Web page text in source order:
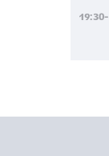
מפגש מקוון | 18.10.2026 | יום ראשון | 19:30-